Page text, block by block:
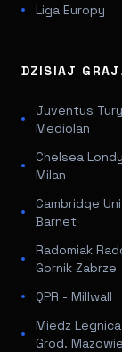
Liga Europy
DZISIAJ
Juventus
Mediolan
Chelsea
Milan
Cambridge
Barnet
Radomiak
Gornik Zabrze
QPR - Millwall
Miedz
Grod.